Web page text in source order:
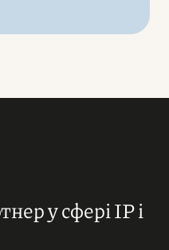
у сфері IP і